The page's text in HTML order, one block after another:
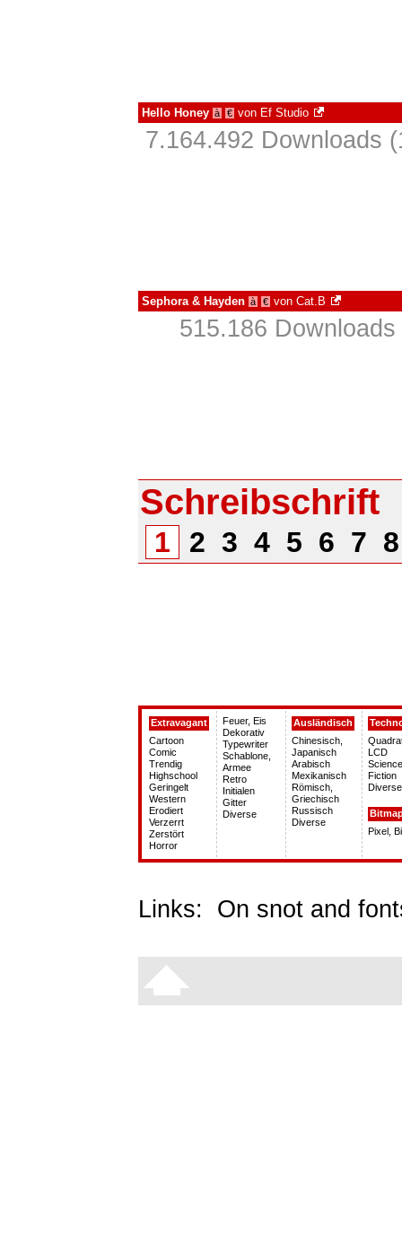
Hello Honey à € von Ef Studio
7.164.492 Downloads
Sephora & Hayden à € von Cat.B
515.186
Schreibschrift
1 2 3 4 5 6 7
Extravagant
Cartoon
Comic
Trendig
Highschool
Geringelt
Western
Erodiert
Verzerrt
Zerstört
Horror
Feuer, Eis
Dekorativ
Typewriter
Schablone,
Armee
Retro
Initialen
Gitter
Diverse
Ausländisch
Chinesisch,
Japanisch
Arabisch
Mexikanisch
Römisch,
Griechisch
Russisch
Diverse
LCD
Fiction
Diverse
Pixel,
Links: On snot and